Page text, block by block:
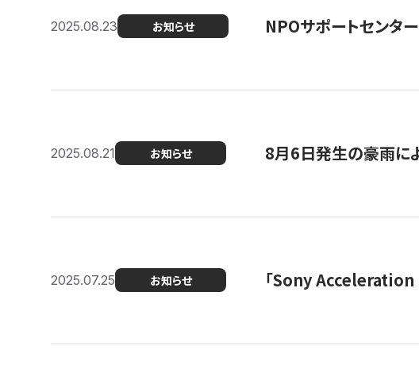
2025.08.23 お知らせ NPOサポートセンタ
2025.08.21 お知らせ 8月6日発生の豪雨に
2025.07.25 お知らせ 「Sony Acceleration